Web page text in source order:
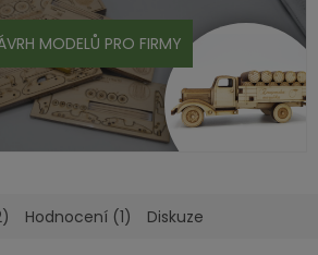
MODELŮ PRO FIRMY
Hodnocení (1) Diskuze